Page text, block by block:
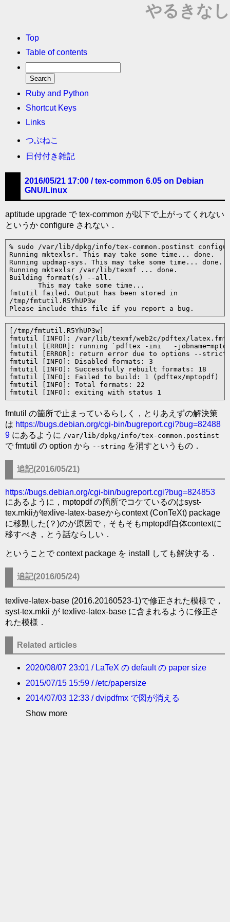
やるきなし
Top
Table of contents
Ruby and Python
Shortcut Keys
Links
つぶねこ
日付付き雑記
2016/05/21 17:00 /tex-common 6.05 on Debian
GNU/Linux
aptitude upgrade で tex-common が以下で上がってくれない
というか configure されない．
% sudo /var/lib/dpkg/info/tex-common.postinst
Running mktexlsr. This may take some time... done.
Running updmap-sys. This may take some time... done.
Running mktexlsr /var/lib/texmf ... done.
Building format(s) --all.
       This may take some time...
fmtutil failed. Output has been stored in
/tmp/fmtutil.R5YhUP3w
Please include this file if you report a bug.
[/tmp/fmtutil.R5YhUP3w]
fmtutil [INFO]: /var/lib/texmf/web2c/pdftex/
fmtutil [ERROR]: running `pdftex -ini   -
fmtutil [ERROR]: return error due to options --strict
fmtutil [INFO]: Disabled formats: 3
fmtutil [INFO]: Successfully rebuilt formats: 18
fmtutil [INFO]: Failed to build: 1 (pdftex/mptopdf)
fmtutil [INFO]: Total formats: 22
fmtutil [INFO]: exiting with status 1
fmtutil の箇所で止まっているらしく，とりあえずの解決策
は https://bugs.debian.org/cgi-bin/bugreport.cgi?bug=82488
9 にあるように /var/lib/dpkg/info/tex-common.postinst
で fmtutil の option から --string を消すというもの．
追記(2016/05/21)
https://bugs.debian.org/cgi-bin/bugreport.cgi?bug=824853
にあるように，mptopdf の箇所でコケているのはsyst-
tex.mkiiがtexlive-latex-baseからcontext (ConTeXt) package
に移動した(？)のが原因で，そもそもmptopdf自体contextに
移すべき，とう話ならしい．
ということで context package を install しても解決する．
追記(2016/05/24)
texlive-latex-base (2016.20160523-1)で修正された模様で，
syst-tex.mkii が texlive-latex-base に含まれるように修正さ
れた模様．
Related articles
2020/08/07 23:01 / LaTeX の default の paper size
2015/07/15 15:59 / /etc/papersize
2014/07/03 12:33 / dvipdfmx で図が消える
Show more